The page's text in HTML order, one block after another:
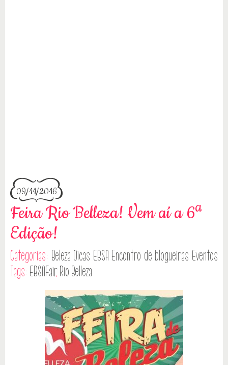
09/11/2016
Feira Rio Belleza! Vem aí a 6ª
Edição!
Categorias: Beleza Dicas EBSA Encontro de blogueiras Eventos
Tags: EBSAFair,Rio Belleza